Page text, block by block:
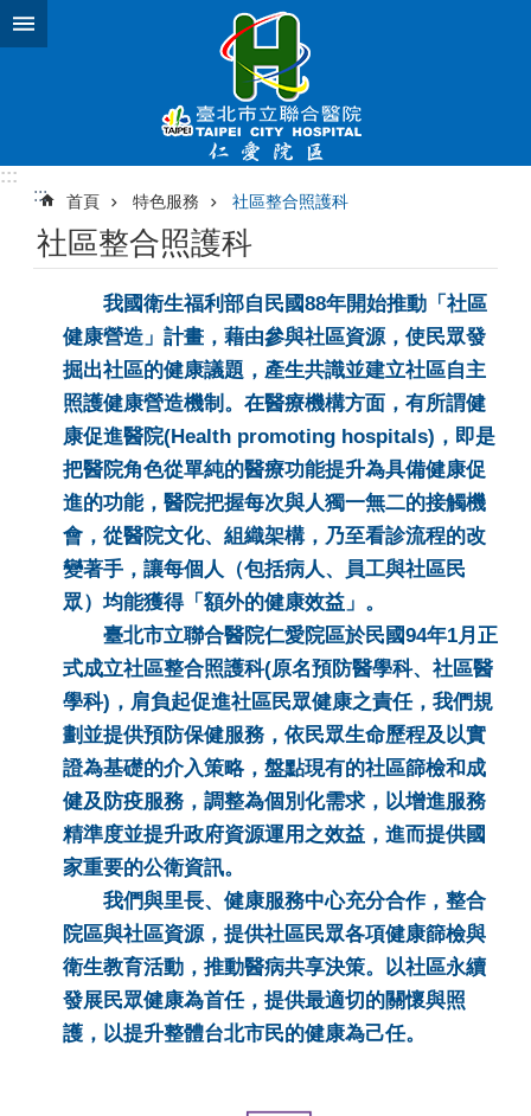
跳到主要內容區塊
:::
:::
首頁 特色服務 社區整合照護科
社區整合照護科
我國衛生福利部自民國88年開始推動「社區
健康營造」計畫，藉由參與社區資源，使民眾發
掘出社區的健康議題，產生共識並建立社區自主
照護健康營造機制。在醫療機構方面，有所謂健
康促進醫院(Health promoting hospitals)，即是
把醫院角色從單純的醫療功能提升為具備健康促
進的功能，醫院把握每次與人獨一無二的接觸機
會，從醫院文化、組織架構，乃至看診流程的改
變著手，讓每個人（包括病人、員工與社區民
眾）均能獲得「額外的健康效益」。
臺北市立聯合醫院仁愛院區於民國94年1月正
式成立社區整合照護科(原名預防醫學科、社區醫
學科)，肩負起促進社區民眾健康之責任，我們規
劃並提供預防保健服務，依民眾生命歷程及以實
證為基礎的介入策略，盤點現有的社區篩檢和成
健及防疫服務，調整為個別化需求，以增進服務
精準度並提升政府資源運用之效益，進而提供國
家重要的公衛資訊。
我們與里長、健康服務中心充分合作，整合
院區與社區資源，提供社區民眾各項健康篩檢與
衛生教育活動，推動醫病共享決策。以社區永續
發展民眾健康為首任，提供最適切的關懷與照
護，以提升整體台北市民的健康為己任。